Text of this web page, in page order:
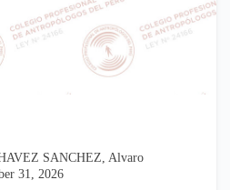
SANCHEZ, Alvaro
31, 2026